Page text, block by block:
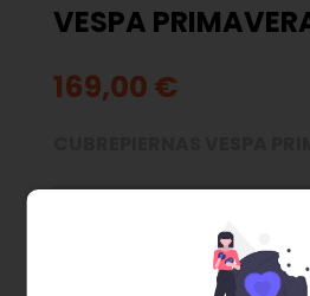
VESPA
169,00 €
PRIMAVERA-S-SPRINT